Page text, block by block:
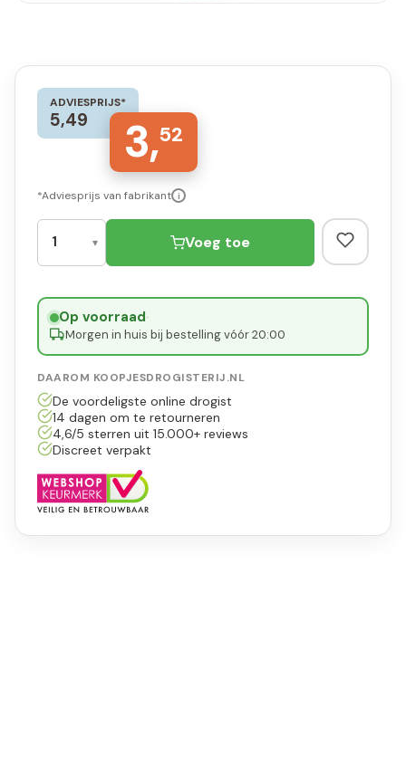
ADVIESPRIJS*
5,49 3,52
*Adviesprijs van fabrikant i
Voeg toe
Op voorraad·
Morgen in huis bij bestelling vóór 20:00
DAAROM KOOPJESDROGISTERIJ.NL
De voordeligste online drogist
14 dagen om te retourneren
4,6/5 sterren uit 15.000+ reviews
Discreet verpakt